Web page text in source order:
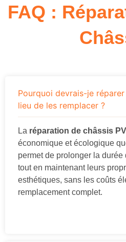
FAQ :
Pourquoi devrais-je réparer
lieu de les remplacer ?
La réparation de châssis
économique et écologique
permet de prolonger la
tout en maintenant leurs
esthétiques, sans les coûts
remplacement complet.